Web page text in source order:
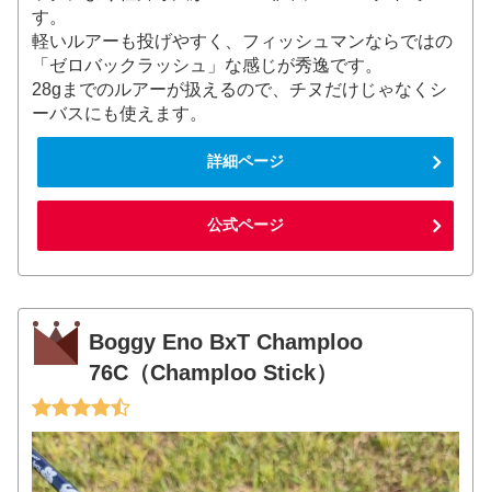
す。
軽いルアーも投げやすく、フィッシュマンならではの
「ゼロバックラッシュ」な感じが秀逸です。
28gまでのルアーが扱えるので、チヌだけじゃなくシ
ーバスにも使えます。
詳細ページ
公式ページ
Boggy Eno BxT Champloo
76C（Champloo Stick）